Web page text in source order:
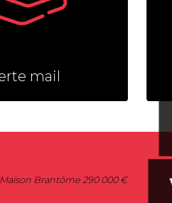
mail
Brantôme 290 000 €